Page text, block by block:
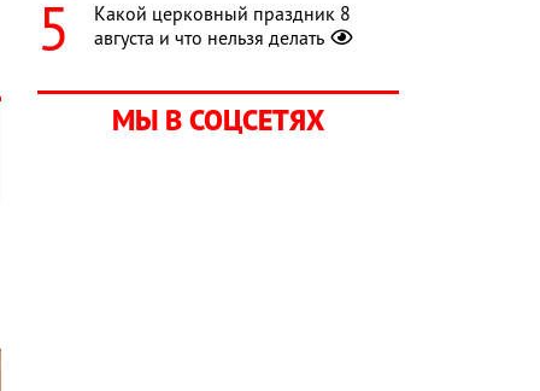
Какой церковный праздник 8
августа и что нельзя делать
МЫ В СОЦСЕТЯХ